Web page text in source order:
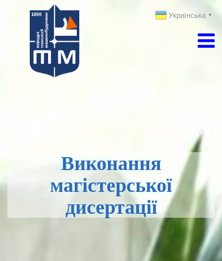
Виконання
магістерської
дисертації
Українська ▼